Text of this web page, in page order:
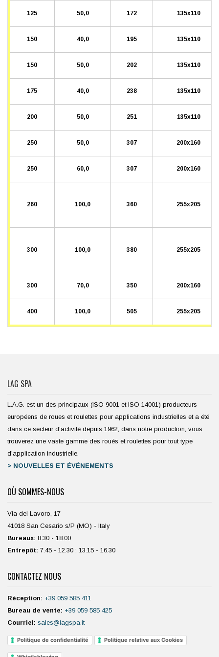
125 50,0 172 135x110
150 40,0 195 135x110
150 50,0 202 135x110
175 40,0 238 135x110
200 50,0 251 135x110
250 50,0 307 200x160
250 60,0 307 200x160
260 100,0 360 255x205
300 100,0 380 255x205
300 70,0 350 200x160
400 100,0 505 255x205
LAG SPA
L.A.G. est un des principaux (ISO 9001 et ISO 14001) producteurs
européens de roues et roulettes pour applications industrielles et a été
dans ce secteur d’activité depuis 1962; dans notre production, vous
trouverez une vaste gamme des roués et roulettes pour tout type
d’application industrielle.
> NOUVELLES ET ÉVÉNEMENTS
OÙ SOMMES-NOUS
Via del Lavoro, 17
41018 San Cesario s/P (MO) - Italy
Bureaux: 8.30 - 18.00
Entrepôt: 7.45 - 12.30 ; 13.15 - 16.30
CONTACTEZ NOUS
Réception: +39 059 585 411
Bureau de vente: +39 059 585 425
Courriel: sales@lagspa.it
Politique de confidentialité Politique relative aux Cookies